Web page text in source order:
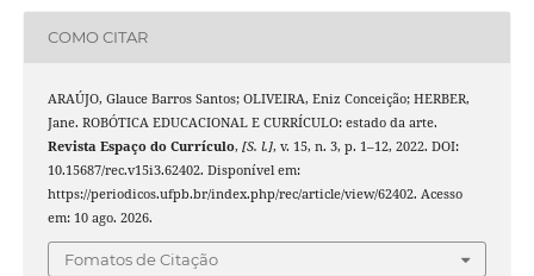
COMO CITAR
ARAÚJO, Glauce Barros Santos; OLIVEIRA, Eniz Conceição; HERBER,
Jane. ROBÓTICA EDUCACIONAL E CURRÍCULO: estado da arte.
Revista Espaço do Currículo, [S. l.], v. 15, n. 3, p. 1–12, 2022. DOI:
10.15687/rec.v15i3.62402. Disponível em:
https://periodicos.ufpb.br/index.php/rec/article/view/62402. Acesso
em: 10 ago. 2026.
Fomatos de Citação